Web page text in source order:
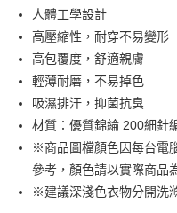
悠遊付
Google Pay
全盈+PAY
大哥付你分期
相關說明
【大哥付你分期使用說明】
1.本服務由台灣大哥大提供，台
流程，驗證手機門號後，選擇欲
AFTEE先享後付
相關說明
人體工學設計
高壓縮性，耐穿不易變形
高包覆度，舒適親膚
輕薄耐磨，不易掉色
吸濕排汗，抑菌抗臭
材質：優質錦綸 200細針
※商品圖檔顏色因每台電
參考，顏色請以實際商品
※建議深淺色衣物分開洗